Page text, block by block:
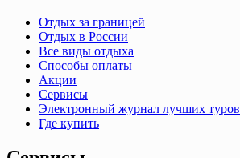
Отдых за границей
Отдых в России
Все виды отдыха
Способы оплаты
Акции
Сервисы
Электронный журнал лучших туров
Где купить